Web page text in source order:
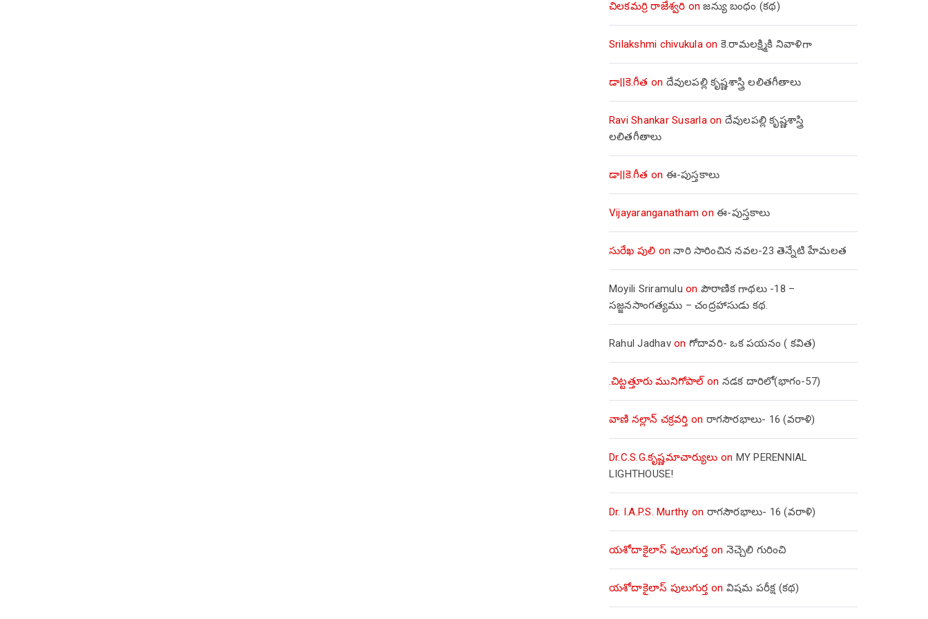
చిలకమర్రి రాజేశ్వరి onజన్యు బంధం (కథ)
Srilakshmi chivukulaon కె.రామలక్ష్మికి నివాళిగా
డా||కె.గీత on దేవులపల్లి కృష్ణశాస్త్రి లలితగీతాలు
Ravi Shankar Susarlaon దేవులపల్లి కృష్ణశాస్త్రి
లలితగీతాలు
డా||కె.గీత on ఈ-పుస్తకాలు
Vijayaranganatham onఈ-పుస్తకాలు
సురేఖ పులి onనారి సారించిన నవల-23 తెన్నేటి హేమలత
Moyili Sriramulu on పౌరాణిక గాథలు -18 –
సజ్జనసాంగత్యము – చంద్రహాసుడు కథ.
Rahul Jadhavon గోదావరి- ఒక పయనం ( కవిత)
.చిట్టత్తూరు మునిగోపాల్on నడక దారిలో(భాగం-57)
వాణి నల్లాన్ చక్రవర్తి on రాగసౌరభాలు- 16 (వరాళి)
Dr.C.S.G.కృష్ణమాచార్యులు on MY PERENNIAL
LIGHTHOUSE!
Dr. I.A.P.S. Murthy on రాగసౌరభాలు- 16 (వరాళి)
యశోదాకైలాస్ పులుగుర్త on నెచ్చెలి గురించి
యశోదాకైలాస్ పులుగుర్త on విషమ పరీక్ష (క‌థ‌)